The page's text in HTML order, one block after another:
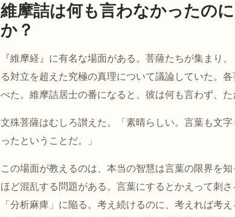
維摩詰は何も言わなかったの
か？
『維摩経』に有名な場面がある。菩薩たちが集まり
る対立を超えた究極の真理について議論していた。
べた。維摩詰居士の番になると、彼は何も言わず、た
文殊菩薩はむしろ讃えた。「素晴らしい。言葉も文
ったということだ。」
この場面が教えるのは、本当の智慧は言葉の限界を
ほど混乱する問題がある。言葉にするとかえって刺
「分析麻痺」に陥る。考え続けるのに、考えれば考